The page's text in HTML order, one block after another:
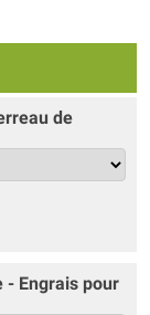
de
Engrais pour